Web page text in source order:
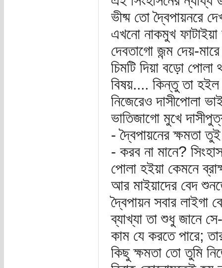
ভীষ্ম তো দ্বৈপায়নরে
এখনো নাকমুখ
দেবতাগো জন্ম দেয়-
চিমটি দিয়া বড়ো
বিষয়.... কিন্তু তা হইল
নিজেরেও দাসীপোলা
ভাতিজাগো মুখে
- দ্বৈপায়নের ক্ষমতা
- করব না মানে?
পোলা হইয়া কেমনে
আর মাইয়াদের বেদ
দ্বৈপায়ন সবার লাইগা
ব্যাখ্যা তা শুধু জানে
কাম যে করতে পারে;
কিছু ক্ষমতা তো তুমি